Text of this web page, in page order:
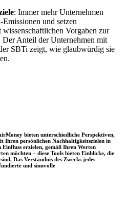
: Immer mehr Unternehmen
und setzen
Vorgaben zur
Der Anteil der Unternehmen mit
SBTi zeigt, wie glaubwürdig sie
bieten unterschiedliche Perspektiven,
Ihren persönlichen Nachhaltigkeitszielen in
erzielen, gemäß Ihren Werten
möchten – diese Tools bieten Einblicke, die
Das Verständnis des Zwecks jedes
und sinnvolle